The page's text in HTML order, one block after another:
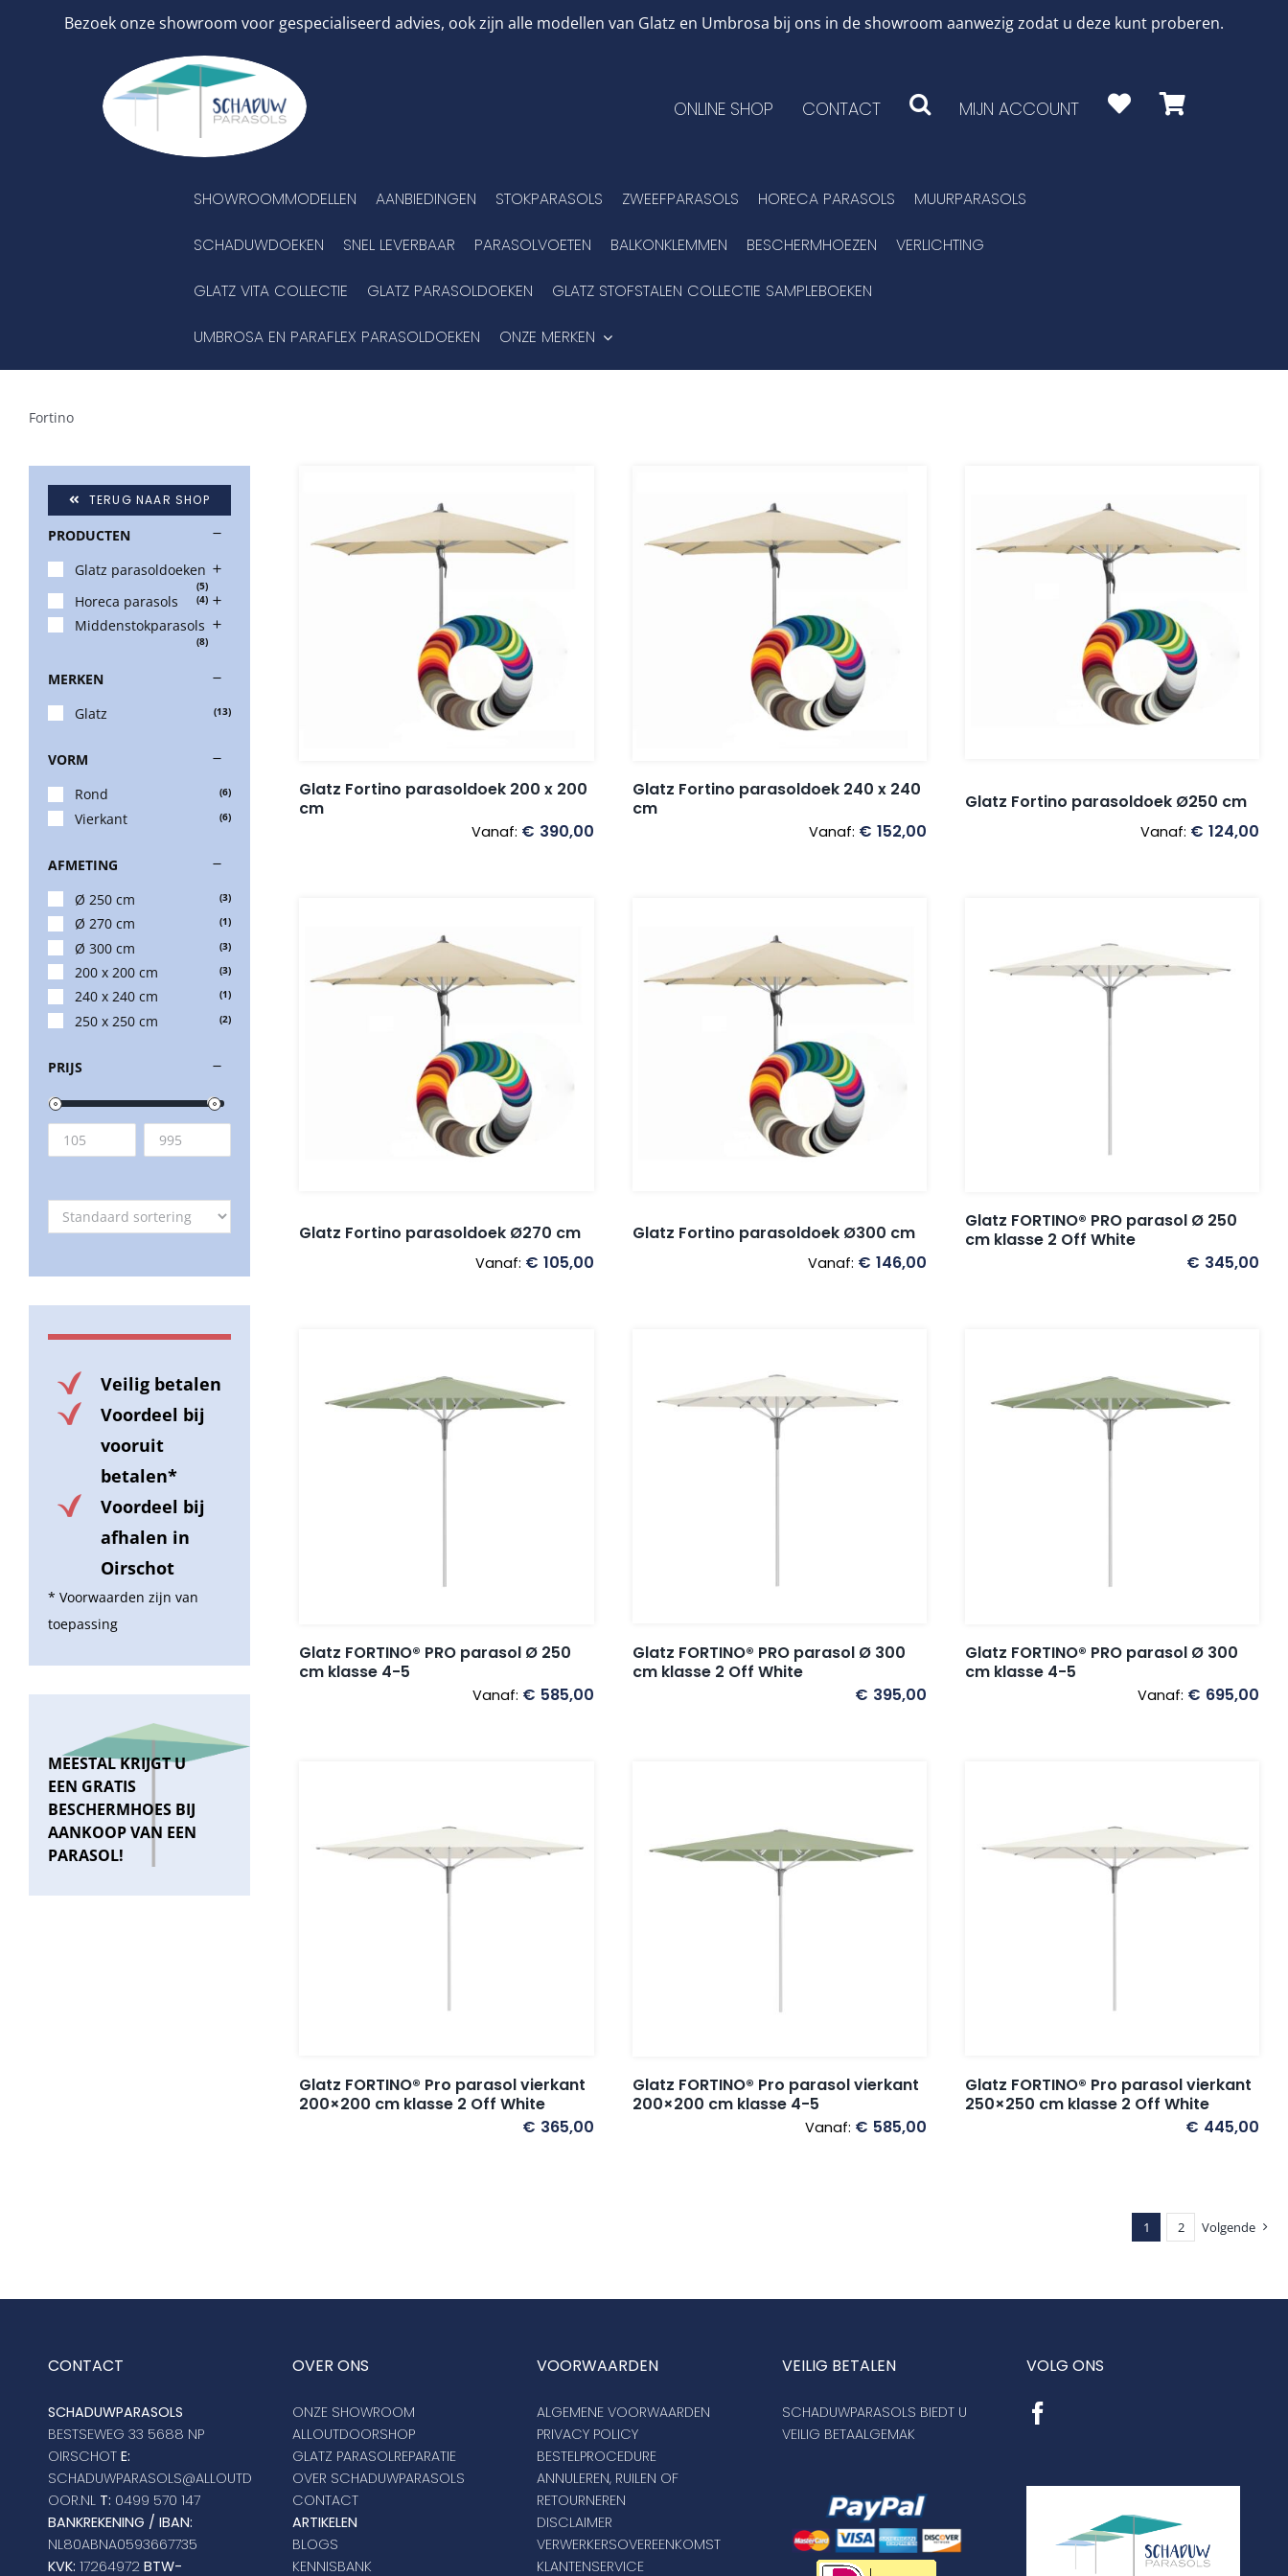
Bezoek onze showroom voor gespecialiseerd advies, ook zijn alle modellen van Glatz en Umbrosa bij ons in de showroom aanwezig zodat u deze kunt proberen.
ONLINE SHOP CONTACT MIJN ACCOUNT
SHOWROOMMODELLEN AANBIEDINGEN STOKPARASOLS ZWEEFPARASOLS HORECA PARASOLS MUURPARASOLS
SCHADUWDOEKEN SNEL LEVERBAAR PARASOLVOETEN BALKONKLEMMEN BESCHERMHOEZEN VERLICHTING
GLATZ VITA COLLECTIE GLATZ PARASOLDOEKEN GLATZ STOFSTALEN COLLECTIE SAMPLEBOEKEN
UMBROSA EN PARAFLEX PARASOLDOEKEN ONZE MERKEN
Fortino
Glatz Fortino parasoldoek 200 x 200
cm
Vanaf: € 390,00
Glatz Fortino parasoldoek 240 x 240
cm
Vanaf: € 152,00
Glatz Fortino parasoldoek Ø250 cm
Vanaf: € 124,00
Glatz Fortino parasoldoek Ø270 cm
Vanaf: € 105,00
Glatz Fortino parasoldoek Ø300 cm
Vanaf: € 146,00
Glatz FORTINO® PRO parasol Ø 250
cm klasse 2 Off White
€ 345,00
Glatz FORTINO® PRO parasol Ø 250
cm klasse 4-5
Vanaf: € 585,00
Glatz FORTINO® PRO parasol Ø 300
cm klasse 2 Off White
€ 395,00
Glatz FORTINO® PRO parasol Ø 300
cm klasse 4-5
Vanaf: € 695,00
Glatz FORTINO® Pro parasol vierkant
200×200 cm klasse 2 Off White
€ 365,00
Glatz FORTINO® Pro parasol vierkant
200×200 cm klasse 4-5
Vanaf: € 585,00
Glatz FORTINO® Pro parasol vierkant
250×250 cm klasse 2 Off White
€ 445,00
1 2 Volgende
TERUG NAAR SHOP
PRODUCTEN
Glatz parasoldoeken
(5)
Horeca parasols (4)
Middenstokparasols
(8)
MERKEN
Glatz
(13)
VORM
Rond
(6)
Vierkant (6)
AFMETING
Ø 250 cm
(3)
Ø 270 cm (1)
Ø 300 cm (3)
200 x 200 cm (3)
240 x 240 cm (1)
250 x 250 cm (2)
PRIJS
Veilig betalen
Voordeel bij
vooruit
betalen*
Voordeel bij
afhalen in
Oirschot
* Voorwaarden zijn van
toepassing
MEESTAL KRIJGT U
EEN GRATIS
BESCHERMHOES BIJ
AANKOOP VAN EEN
PARASOL!
CONTACT
SCHADUWPARASOLS
BESTSEWEG 33 5688 NP
OIRSCHOT E:
SCHADUWPARASOLS@ALLOUTD
OOR.NL T: 0499 570 147
BANKREKENING / IBAN:
NL80ABNA0593667735
KVK: 17264972 BTW-
OVER ONS
ONZE SHOWROOM
ALLOUTDOORSHOP
GLATZ PARASOLREPARATIE
OVER SCHADUWPARASOLS
CONTACT
ARTIKELEN
BLOGS
KENNISBANK
VOORWAARDEN
ALGEMENE VOORWAARDEN
PRIVACY POLICY
BESTELPROCEDURE
ANNULEREN, RUILEN OF
RETOURNEREN
DISCLAIMER
VERWERKERSOVEREENKOMST
KLANTENSERVICE
VEILIG BETALEN
SCHADUWPARASOLS BIEDT U
VEILIG BETAALGEMAK
VOLG ONS